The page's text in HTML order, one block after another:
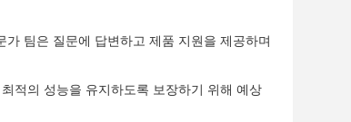
팀은 질문에 답변하고 제품 지원을 제공하며
적의 성능을 유지하도록 보장하기 위해 예상